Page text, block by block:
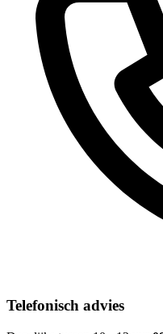
Telefonisch advies